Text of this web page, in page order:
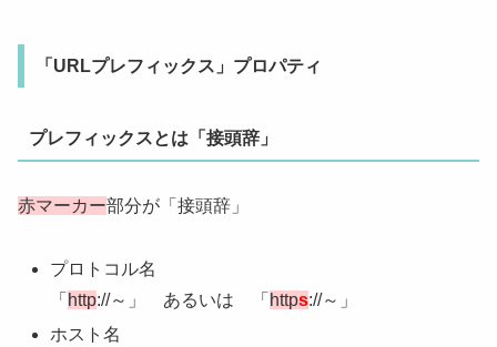
「URLプレフィックス」プロパティ
プレフィックスとは「接頭辞」
赤マーカー部分が「接頭辞」
プロトコル名
「 http://～」 あるいは 「 https://～」
ホスト名